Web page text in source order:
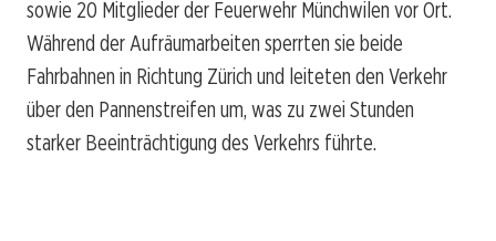
sowie 20 Mitglieder der Feuerwehr Münchwilen vor Ort.
Während der Aufräumarbeiten sperrten sie beide
Fahrbahnen in Richtung Zürich und leiteten den Verkehr
über den Pannenstreifen um, was zu zwei Stunden
starker Beeinträchtigung des Verkehrs führte.